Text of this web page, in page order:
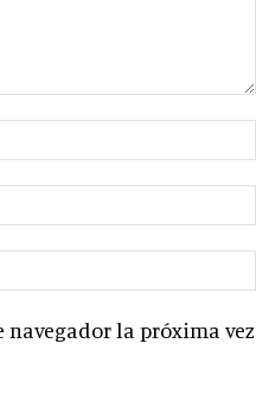
la próxima vez